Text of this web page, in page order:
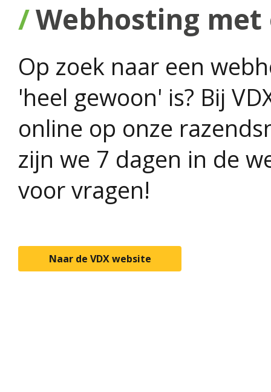
Webhosting
Op zoek naar een
'heel gewoon' is? Bij
online op onze
zijn we 7 dagen in de
voor vragen!
Naar de VDX website